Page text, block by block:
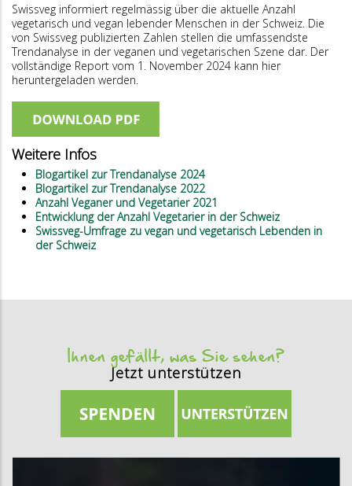
Swissveg informiert regelmässig über die aktuelle Anzahl
vegetarisch und vegan lebender Menschen in der Schweiz. Die
von Swissveg publizierten Zahlen stellen die umfassendste
Trendanalyse in der veganen und vegetarischen Szene dar. Der
vollständige Report vom 1. November 2024 kann hier
heruntergeladen werden.
Weitere Infos
Blogartikel zur Trendanalyse 2024
Blogartikel zur Trendanalyse 2022
Anzahl Veganer und Vegetarier 2021
Entwicklung der Anzahl Vegetarier in der Schweiz
Swissveg-Umfrage zu vegan und vegetarisch Lebenden in
der Schweiz
Ihnen gefällt, was Sie sehen?
Jetzt unterstützen